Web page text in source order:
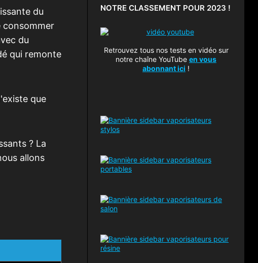
du
consommer
du
qui remonte
que
? La
allons
NOTRE CLASSEMENT POUR 2023 !
Retrouvez tous nos tests en vidéo sur
notre chaîne YouTube en vous
abonnant ici !